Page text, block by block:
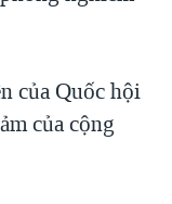
của Quốc hội
của cộng